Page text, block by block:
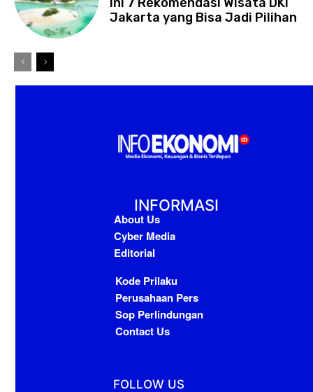
Jakarta yang Bisa Jadi Pilihan
INFORMASI
About Us
Cyber Media
Editorial
Kode Prilaku
Perusahaan Pers
Sop Perlindungan
Contact Us
FOLLOW US